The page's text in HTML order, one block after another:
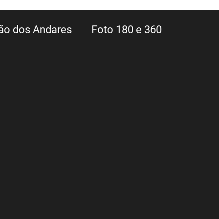
dos Andares Foto 180 e 360
de telhado